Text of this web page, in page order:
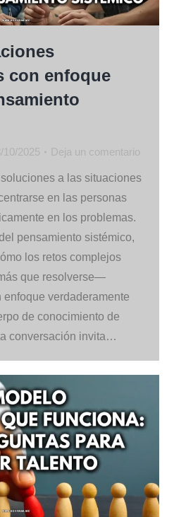
con enfoque
10/2025 Deja un comentario
a las situaciones
en las personas
en los problemas.
pensamiento sistémico,
los retos complejos
que resolverse—
verdaderamente
de conocimiento de
conversación invita…